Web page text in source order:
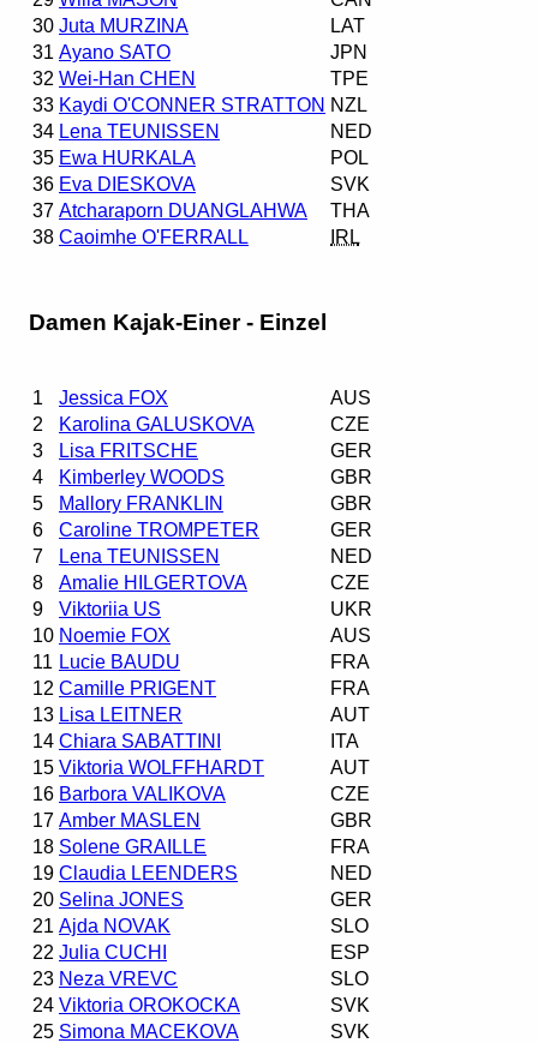
30 Juta MURZINA
LAT
31 Ayano SATO
JPN
32 Wei-Han CHEN
TPE
33 Kaydi O'CONNER STRATTON NZL
34 Lena TEUNISSEN
NED
35 Ewa HURKALA
POL
36 Eva DIESKOVA
SVK
37 Atcharaporn DUANGLAHWA
THA
38 Caoimhe O'FERRALL IRL
Damen Kajak-Einer - Einzel
1 Jessica FOX
AUS
2
Karolina GALUSKOVA
CZE
3
Lisa FRITSCHE
GER
4
Kimberley WOODS
GBR
5
Mallory FRANKLIN
GBR
6
Caroline TROMPETER
GER
7
Lena TEUNISSEN
NED
8
Amalie HILGERTOVA
CZE
9
Viktoriia US
UKR
10 Noemie FOX
AUS
11 Lucie BAUDU
FRA
12 Camille PRIGENT
FRA
13 Lisa LEITNER
AUT
14 Chiara SABATTINI
ITA
15 Viktoria WOLFFHARDT
AUT
16 Barbora VALIKOVA
CZE
17 Amber MASLEN
GBR
18 Solene GRAILLE
FRA
19 Claudia LEENDERS
NED
20 Selina JONES
GER
21 Ajda NOVAK
SLO
22 Julia CUCHI
ESP
23 Neza VREVC
SLO
24 Viktoria OROKOCKA
SVK
25 Simona MACEKOVA
SVK